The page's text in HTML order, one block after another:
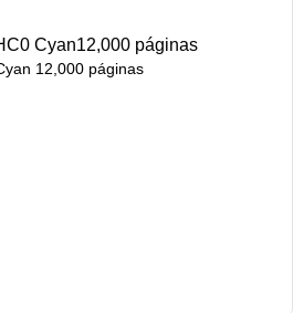
12,000 páginas